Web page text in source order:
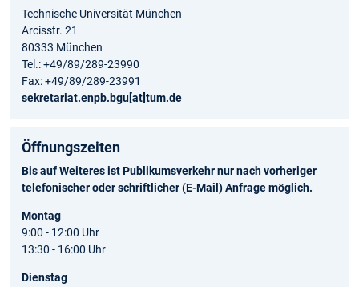
Technische Universität München
Arcisstr. 21
80333 München
Tel.: +49/89/289-23990
Fax: +49/89/289-23991
sekretariat.enpb.bgu[at]tum.de
Öffnungszeiten
Bis auf Weiteres ist Publikumsverkehr nur nach vorheriger
telefonischer oder schriftlicher (E-Mail) Anfrage möglich.
Montag
9:00 - 12:00 Uhr
13:30 - 16:00 Uhr
Dienstag